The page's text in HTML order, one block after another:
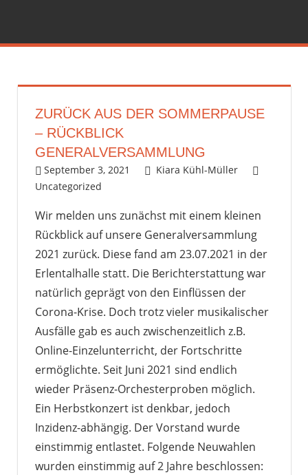
springen
ZURÜCK AUS DER SOMMERPAUSE
– RÜCKBLICK
GENERALVERSAMMLUNG
September 3, 2021
Kiara Kühl-Müller
Uncategorized
Wir melden uns zunächst mit einem kleinen
Rückblick auf unsere Generalversammlung
2021 zurück. Diese fand am 23.07.2021 in der
Erlentalhalle statt. Die Berichterstattung war
natürlich geprägt von den Einflüssen der
Corona-Krise. Doch trotz vieler musikalischer
Ausfälle gab es auch zwischenzeitlich z.B.
Online-Einzelunterricht, der Fortschritte
ermöglichte. Seit Juni 2021 sind endlich
wieder Präsenz-Orchesterproben möglich.
Ein Herbstkonzert ist denkbar, jedoch
Inzidenz-abhängig. Der Vorstand wurde
einstimmig entlastet. Folgende Neuwahlen
wurden einstimmig auf 2 Jahre beschlossen: